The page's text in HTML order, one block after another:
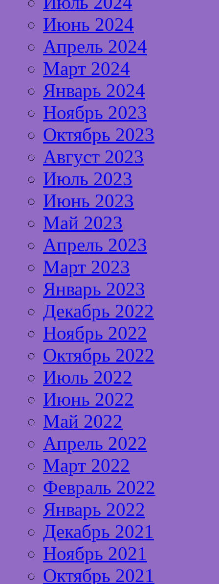
Июнь 2024
Апрель 2024
Март 2024
Январь 2024
Ноябрь 2023
Октябрь 2023
Август 2023
Июль 2023
Июнь 2023
Май 2023
Апрель 2023
Март 2023
Январь 2023
Декабрь 2022
Ноябрь 2022
Октябрь 2022
Июль 2022
Июнь 2022
Май 2022
Апрель 2022
Март 2022
Февраль 2022
Январь 2022
Декабрь 2021
Ноябрь 2021
Октябрь 2021